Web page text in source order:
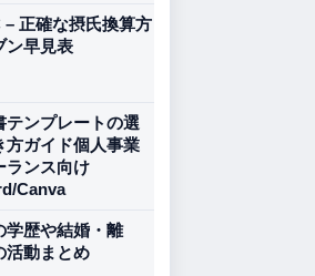
– 正確な摂氏換算方
ン早見表
テンプレートの選
方ガイド個人事業
ランス向け
Canva
学歴や結婚・離
活動まとめ